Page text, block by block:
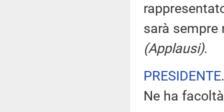
sarà
(Applausi).
PRESIDENTE
Ne ha